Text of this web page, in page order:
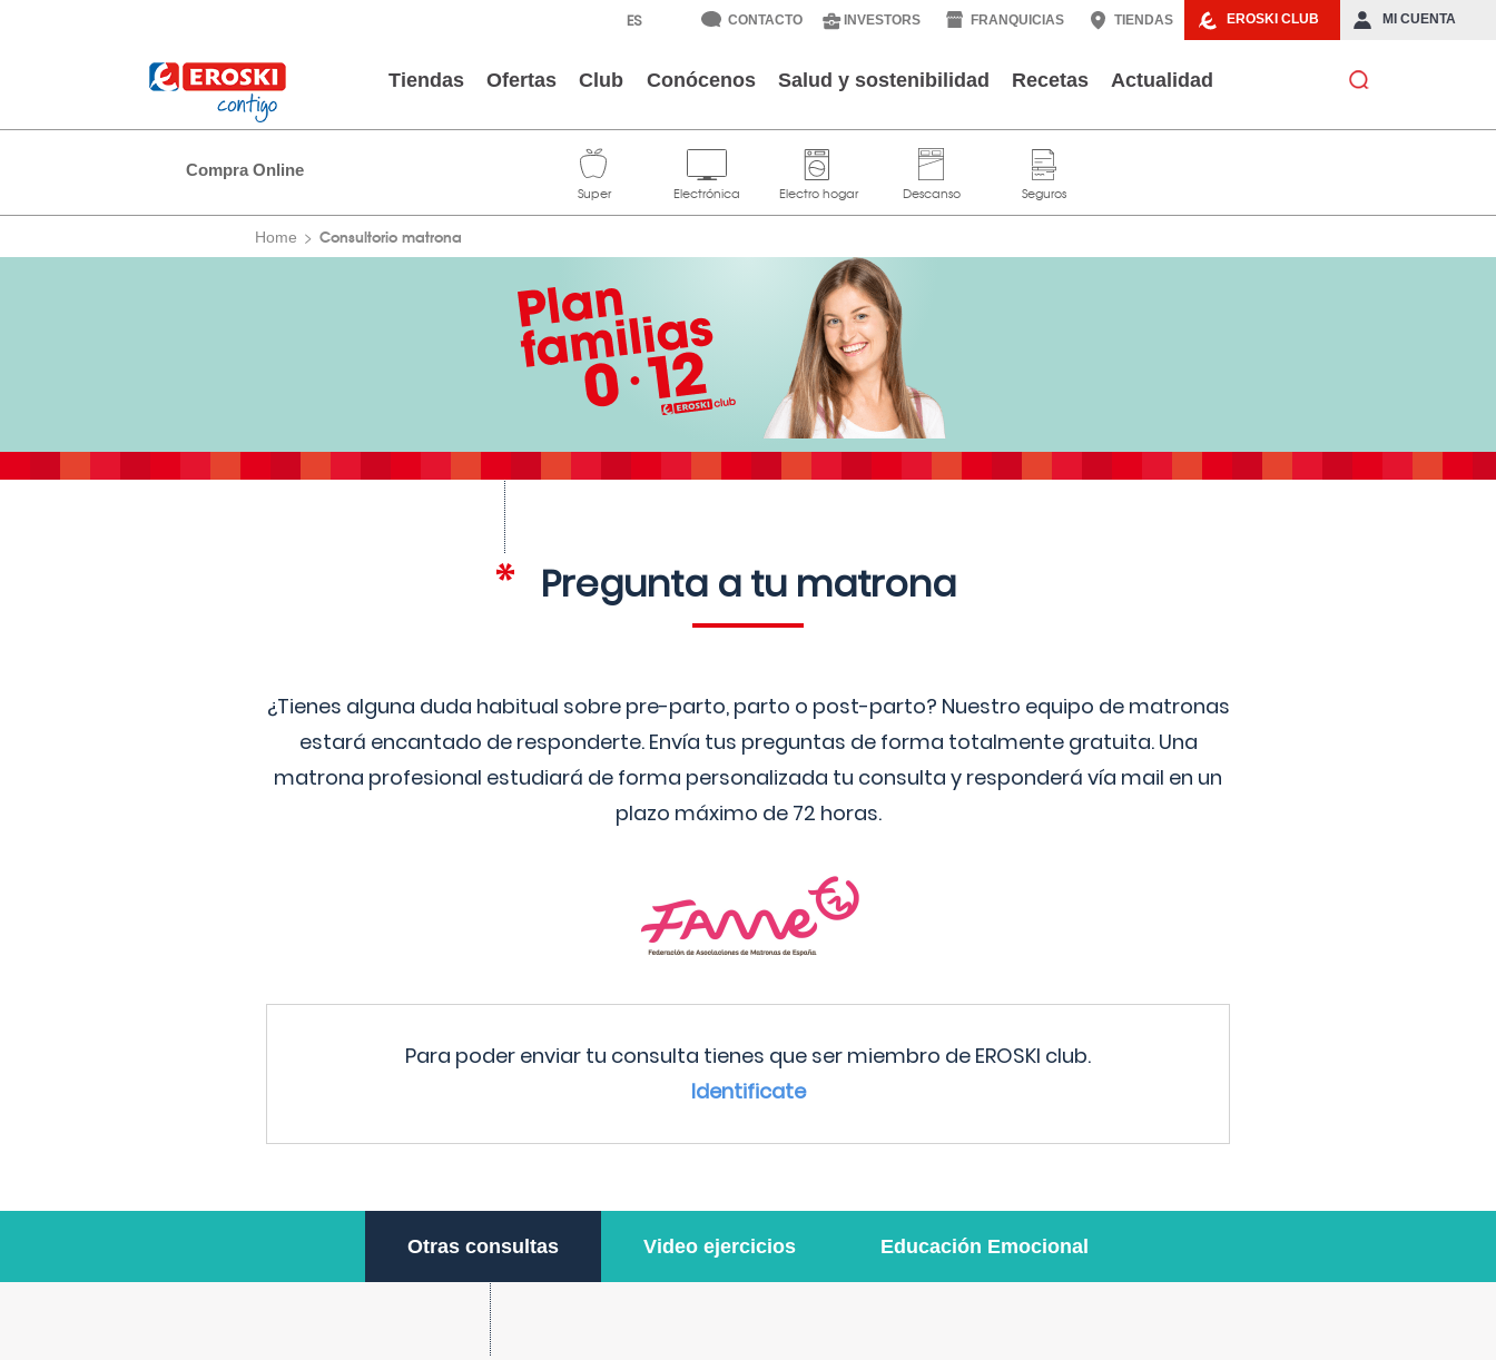
EROSKI CLUB MI CUENTA
CONTACTO INVESTORS FRANQUICIAS TIENDAS
Tiendas Ofertas Club Conócenos Salud y sostenibilidad Recetas Actualidad
Compra Online
Home Consultorio matrona
Pregunta a tu matrona
¿Tienes alguna duda habitual sobre pre-parto, parto o post-parto? Nuestro equipo de matronas
estará encantado de responderte. Envía tus preguntas de forma totalmente gratuita. Una
matrona profesional estudiará de forma personalizada tu consulta y responderá vía mail en un
plazo máximo de 72 horas.
Para poder enviar tu consulta tienes que ser miembro de EROSKI club.
Identificate
Otras consultas Video ejercicios Educación Emocional